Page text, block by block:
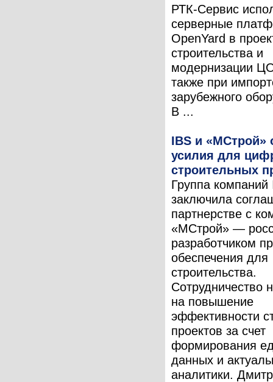
РТК-Сервис
серверные
OpenYard в
строительства и
модернизации
также при
зарубежного
В ...
IBS и «МСтрой»
усилия для
строительных
Группа компаний
заключила
партнерстве с
«МСтрой» —
разработчиком
обеспечения для
строительства.
Сотрудничество
на повышение
эффективности
проектов за счет
формирования
данных и
аналитики.